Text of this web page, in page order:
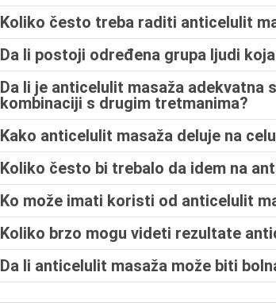
Koliko često treba raditi anticelulit
Da li postoji određena grupa ljudi
Da li je anticelulit masaža adekvatna
kombinaciji s drugim tretmanima?
Kako anticelulit masaža deluje na
Koliko često bi trebalo da idem na
Ko može imati koristi od anticelulit
Koliko brzo mogu videti rezultate
Da li anticelulit masaža može biti